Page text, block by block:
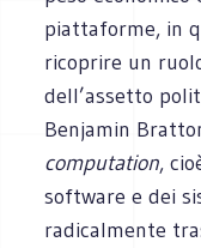
piattaforme, in
ricoprire un
dell’assetto
Benjamin
computation,
software e dei
radicalmente